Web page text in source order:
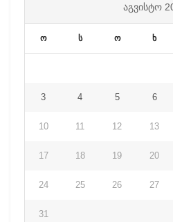
ᲐᲒᲕᲘᲡᲢᲝ
ო ს ო ხ
3 4 5 6
10 11 12 13
17 18 19 20
24 25 26 27
31